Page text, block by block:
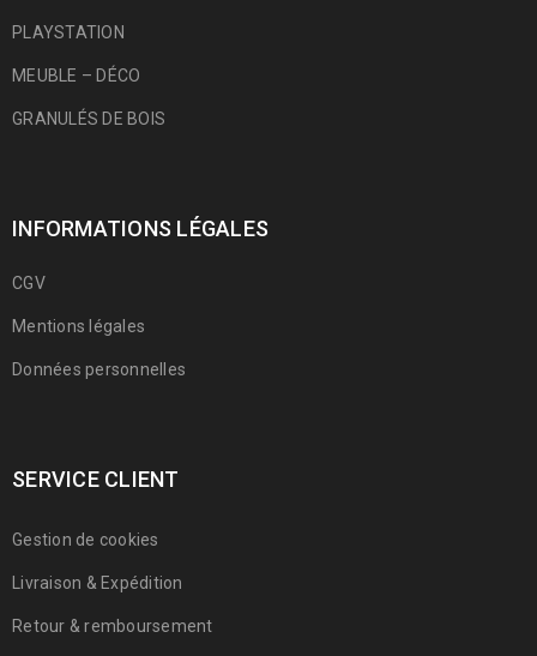
PLAYSTATION
MEUBLE – DÉCO
GRANULÉS DE BOIS
INFORMATIONS LÉGALES
CGV
Mentions légales
Données personnelles
SERVICE CLIENT
Gestion de cookies
Livraison & Expédition
Retour & remboursement